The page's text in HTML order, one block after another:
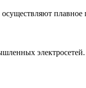
электросетей.